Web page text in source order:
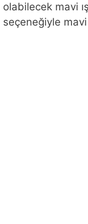
olabilecek mavi
seçeneğiyle mavi